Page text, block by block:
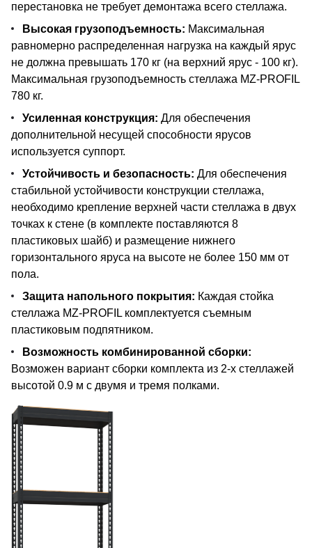
перестановка не требует демонтажа всего стеллажа.
Высокая грузоподъемность: Максимальная
равномерно распределенная нагрузка на каждый ярус
не должна превышать 170 кг (на верхний ярус - 100 кг).
Максимальная грузоподъемность стеллажа MZ-PROFIL
780 кг.
Усиленная конструкция: Для обеспечения
дополнительной несущей способности ярусов
используется суппорт.
Устойчивость и безопасность: Для обеспечения
стабильной устойчивости конструкции стеллажа,
необходимо крепление верхней части стеллажа в двух
точках к стене (в комплекте поставляются 8
пластиковых шайб) и размещение нижнего
горизонтального яруса на высоте не более 150 мм от
пола.
Защита напольного покрытия: Каждая стойка
стеллажа MZ-PROFIL комплектуется съемным
пластиковым подпятником.
Возможность комбинированной сборки:
Возможен вариант сборки комплекта из 2-х стеллажей
высотой 0.9 м с двумя и тремя полками.